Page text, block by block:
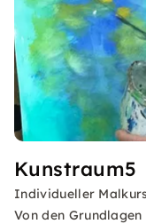
Kunstraum5
Individueller
Von den